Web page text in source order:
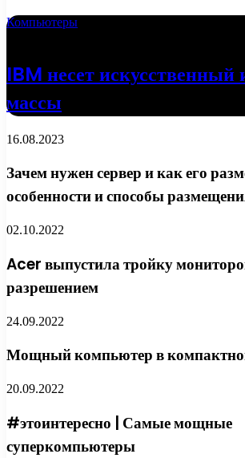
Компьютеры
IBM несет искусственный
массы
16.08.2023
Зачем нужен сервер и как его
особенности и способы
02.10.2022
Acer выпустила тройку
разрешением
24.09.2022
Мощный компьютер в
20.09.2022
#этоинтересно | Самые мощные
суперкомпьютеры